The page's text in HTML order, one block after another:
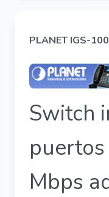
PLANET IGS-
Switch
Mbps